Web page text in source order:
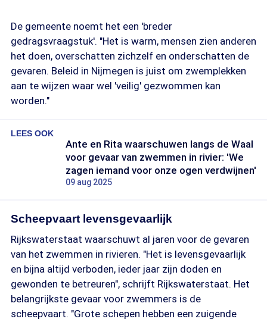
De gemeente noemt het een 'breder
gedragsvraagstuk'. "Het is warm, mensen zien anderen
het doen, overschatten zichzelf en onderschatten de
gevaren. Beleid in Nijmegen is juist om zwemplekken
aan te wijzen waar wel 'veilig' gezwommen kan
worden."
LEES OOK
Ante en Rita waarschuwen langs de Waal
voor gevaar van zwemmen in rivier: 'We
zagen iemand voor onze ogen verdwijnen'
09 aug 2025
Scheepvaart levensgevaarlijk
Rijkswaterstaat waarschuwt al jaren voor de gevaren
van het zwemmen in rivieren. "Het is levensgevaarlijk
en bijna altijd verboden, ieder jaar zijn doden en
gewonden te betreuren", schrijft Rijkswaterstaat. Het
belangrijkste gevaar voor zwemmers is de
scheepvaart. "Grote schepen hebben een zuigende